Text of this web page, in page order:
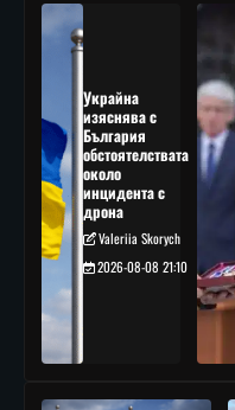
Украйна
изяснява с
България
обстоятелствата
около
инцидента с
дрона
Valeriia Skorych
2026-08-08 21:10